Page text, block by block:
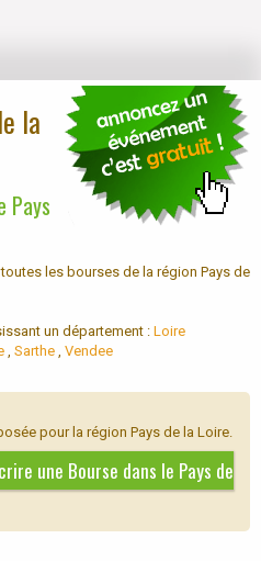
la
Pays
les bourses de la région Pays de
un département : Loire
Sarthe Vendee
pour la région Pays de la Loire.
une Bourse dans le Pays de